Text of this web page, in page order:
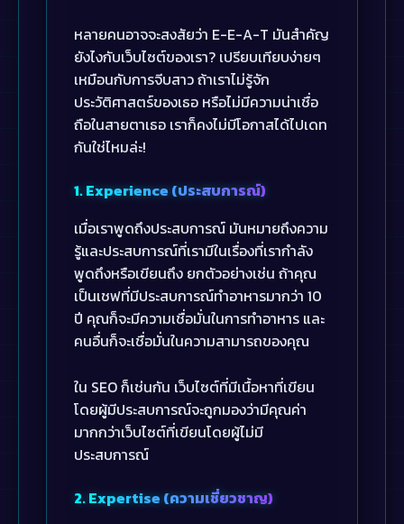
หลายคนอาจจะสงสัยว่า E-E-A-T มันสำคัญ
ยังไงกับเว็บไซต์ของเรา? เปรียบเทียบง่ายๆ
เหมือนกับการจีบสาว ถ้าเราไม่รู้จัก
ประวัติศาสตร์ของเธอ หรือไม่มีความน่าเชื่อ
ถือในสายตาเธอ เราก็คงไม่มีโอกาสได้ไปเดท
กันใช่ไหมล่ะ!
1. Experience (ประสบการณ์)
เมื่อเราพูดถึงประสบการณ์ มันหมายถึงความ
รู้และประสบการณ์ที่เรามีในเรื่องที่เรากำลัง
พูดถึงหรือเขียนถึง ยกตัวอย่างเช่น ถ้าคุณ
เป็นเชฟที่มีประสบการณ์ทำอาหารมากว่า 10
ปี คุณก็จะมีความเชื่อมั่นในการทำอาหาร และ
คนอื่นก็จะเชื่อมั่นในความสามารถของคุณ
ใน SEO ก็เช่นกัน เว็บไซต์ที่มีเนื้อหาที่เขียน
โดยผู้มีประสบการณ์จะถูกมองว่ามีคุณค่า
มากกว่าเว็บไซต์ที่เขียนโดยผู้ไม่มี
ประสบการณ์
2. Expertise (ความเชี่ยวชาญ)